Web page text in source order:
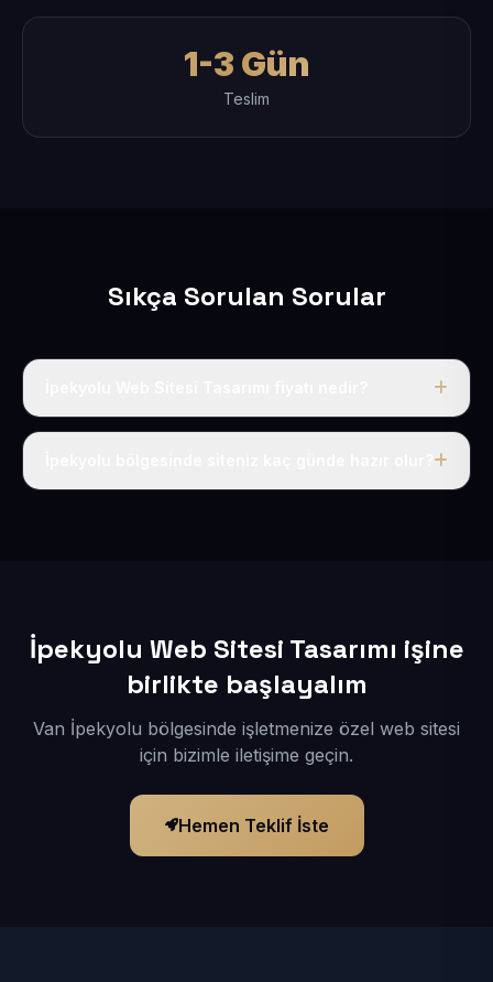
1-3 Gün
Teslim
Sıkça Sorulan Sorular
Tek fiyat uygulanır: yıllık 50 USD + KDV. Bu bedele alan
İpekyolu Web Sitesi Tasarımı işine
birlikte başlayalım
Van İpekyolu bölgesinde işletmenize özel web sitesi
için bizimle iletişime geçin.
Hemen Teklif İste